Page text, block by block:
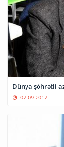
Dünya şöhrətli
07-09-2017